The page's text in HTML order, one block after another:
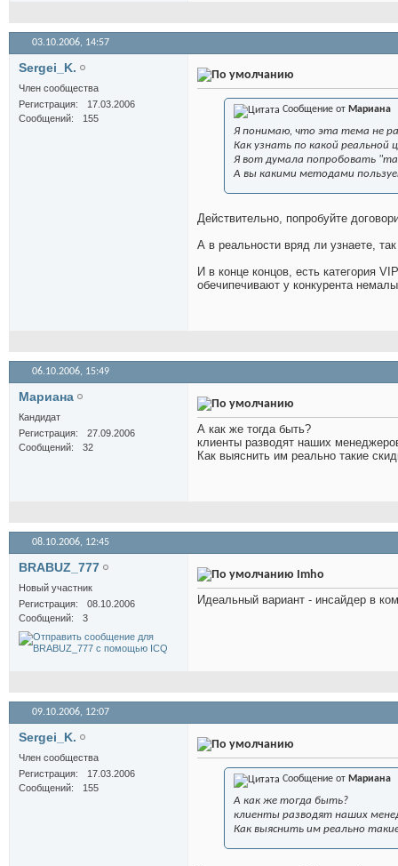
03.10.2006, 14:57
Sergei_K.
Член сообщества
Регистрация
17.03.2006
Сообщений
155
Сообщение от Мариана
Я понимаю, что эта тема не
Как узнать по какой реальной
Я вот думала попробовать
А вы какими методами
Действительно, попробуйте
А в реальности вряд ли узнаете,
И в конце концов, есть категория
обечипечивают у конкурента
06.10.2006, 15:49
Мариана
Кандидат
Регистрация
27.09.2006
Сообщений
32
А как же тогда быть?
клиенты разводят наших
Как выяснить им реально такие
08.10.2006, 12:45
BRABUZ_777
Новый участник
Регистрация
08.10.2006
Сообщений
3
Imho
Идеальный вариант - инсайдер в
09.10.2006, 12:07
Sergei_K.
Член сообщества
Регистрация
17.03.2006
Сообщений
155
Сообщение от Мариана
А как же тогда быть?
клиенты разводят наших
Как выяснить им реально